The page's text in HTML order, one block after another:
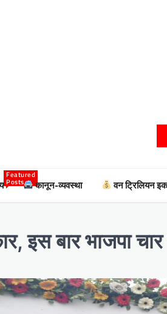
Featured
Posts कानून-व्यवस्था वन ट्रिलियन
इस बार भाजपा चार